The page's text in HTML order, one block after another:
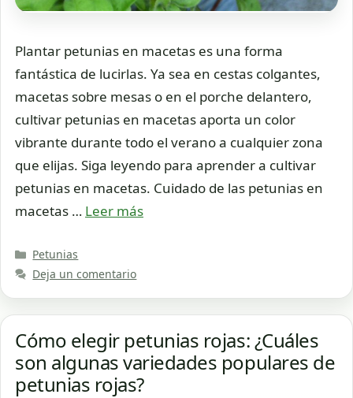
Plantar petunias en macetas es una forma
fantástica de lucirlas. Ya sea en cestas colgantes,
macetas sobre mesas o en el porche delantero,
cultivar petunias en macetas aporta un color
vibrante durante todo el verano a cualquier zona
que elijas. Siga leyendo para aprender a cultivar
petunias en macetas. Cuidado de las petunias en
macetas … Leer más
Categorías
Petunias
Deja un comentario
Cómo elegir petunias rojas: ¿Cuáles
son algunas variedades populares de
petunias rojas?